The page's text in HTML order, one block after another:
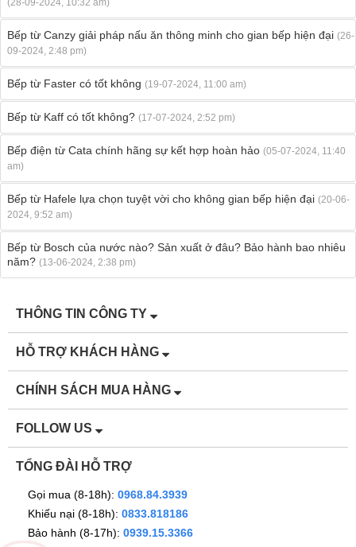
Bếp từ Canzy giải pháp nấu ăn thông minh cho gian bếp hiện đại (26-
09-2024, 2:48 pm)
Bếp từ Faster có tốt không (19-07-2024, 11:00 am)
Bếp từ Kaff có tốt không? (17-07-2024, 2:52 pm)
Bếp điện từ Cata chính hãng sự kết hợp hoàn hảo (05-07-2024, 11:40
am)
Bếp từ Hafele lựa chọn tuyệt vời cho không gian bếp hiện đại (20-06-
2024, 9:52 am)
Bếp từ Bosch của nước nào? Sản xuất ở đâu? Bảo hành bao nhiêu
năm? (13-06-2024, 2:38 pm)
THÔNG TIN CÔNG TY
HỖ TRỢ KHÁCH HÀNG
CHÍNH SÁCH MUA HÀNG
FOLLOW US
TỔNG ĐÀI HỖ TRỢ
Gọi mua (8-18h): 0968.84.3939
Khiếu nại (8-18h): 0833.818186
Bảo hành (8-17h): 0939.15.3366